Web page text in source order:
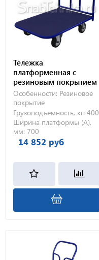
Тележка
платформенная с
резиновым покрытием
ТПР 5 (700х1200) 160-Ч
Особенности: Резиновое
покрытие
Грузоподъемность, кг: 400
Ширина платформы (А),
мм: 700
14 852 руб